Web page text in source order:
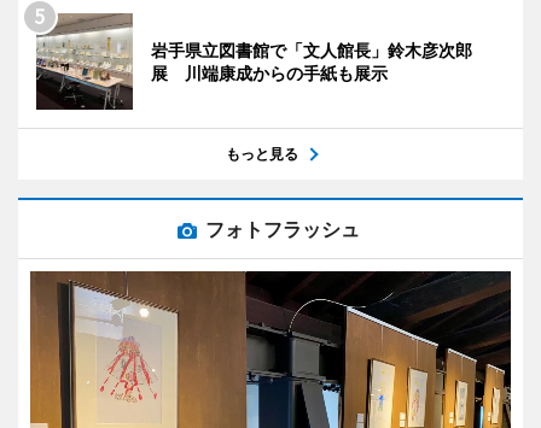
岩手県立図書館で「文人館長」鈴木彦次郎
展 川端康成からの手紙も展示
もっと見る
フォトフラッシュ